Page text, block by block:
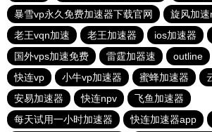
暴雪vp永久免费加速器下载官网
旋风加
老王vqn加速
老王加速器 ios加速器
国外vps加速免费
雷霆加器速 outline
快连vp
小牛vp加速器 蜜蜂加速器
安易加速器
快连npv
飞鱼加速器
每天试用一小时加速器
快连加速器app